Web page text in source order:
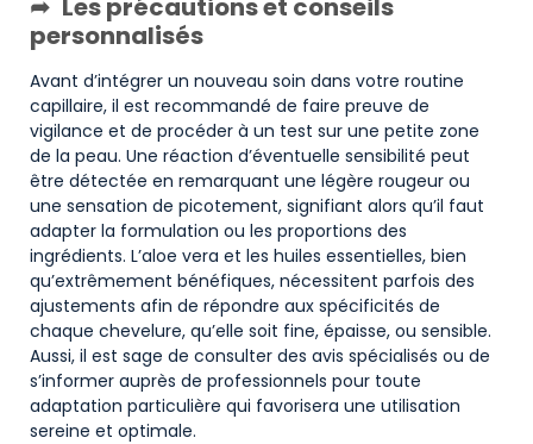
Les précautions et conseils
personnalisés
Avant d’intégrer un nouveau soin dans votre routine
capillaire, il est recommandé de faire preuve de
vigilance et de procéder à un test sur une petite zone
de la peau. Une réaction d’éventuelle sensibilité peut
être détectée en remarquant une légère rougeur ou
une sensation de picotement, signifiant alors qu’il faut
adapter la formulation ou les proportions des
ingrédients. L’aloe vera et les huiles essentielles, bien
qu’extrêmement bénéfiques, nécessitent parfois des
ajustements afin de répondre aux spécificités de
chaque chevelure, qu’elle soit fine, épaisse, ou sensible.
Aussi, il est sage de consulter des avis spécialisés ou de
s’informer auprès de professionnels pour toute
adaptation particulière qui favorisera une utilisation
sereine et optimale.